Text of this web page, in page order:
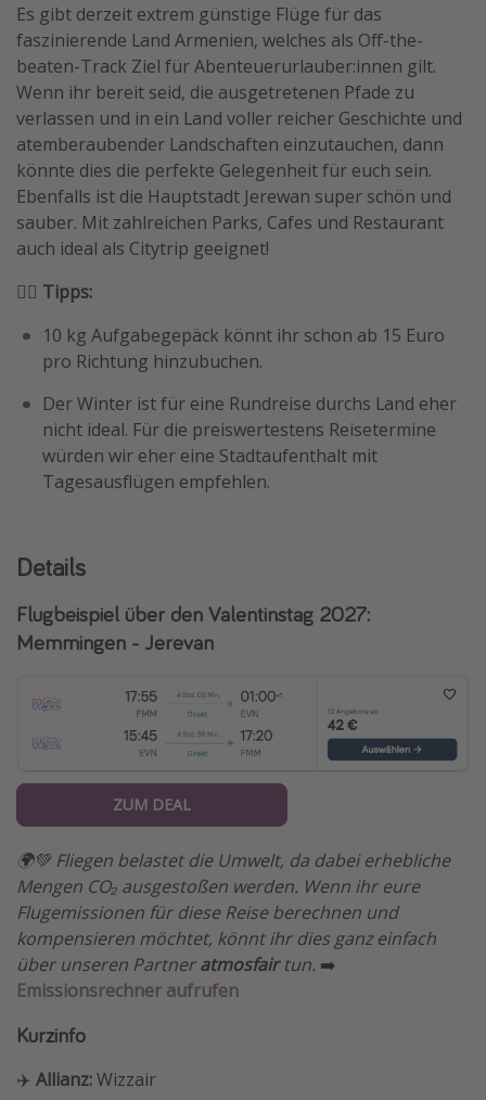
Es gibt derzeit extrem günstige Flüge für das
faszinierende Land Armenien, welches als Off-the-
beaten-Track Ziel für Abenteuerurlauber:innen gilt.
Wenn ihr bereit seid, die ausgetretenen Pfade zu
verlassen und in ein Land voller reicher Geschichte und
atemberaubender Landschaften einzutauchen, dann
könnte dies die perfekte Gelegenheit für euch sein.
Ebenfalls ist die Hauptstadt Jerewan super schön und
sauber. Mit zahlreichen Parks, Cafes und Restaurant
auch ideal als Citytrip geeignet!
🏴‍☠️ Tipps:
10 kg Aufgabegepäck könnt ihr schon ab 15 Euro
pro Richtung hinzubuchen.
Der Winter ist für eine Rundreise durchs Land eher
nicht ideal. Für die preiswertestens Reisetermine
würden wir eher eine Stadtaufenthalt mit
Tagesausflügen empfehlen.
Details
Flugbeispiel über den Valentinstag 2027:
Memmingen - Jerevan
ZUM DEAL
🌍💚 Fliegen belastet die Umwelt, da dabei erhebliche
Mengen CO₂ ausgestoßen werden. Wenn ihr eure
Flugemissionen für diese Reise berechnen und
kompensieren möchtet, könnt ihr dies ganz einfach
über unseren Partneratmosfairtun. ➡️
Emissionsrechner aufrufen
Kurzinfo
✈️ Allianz:Wizzair